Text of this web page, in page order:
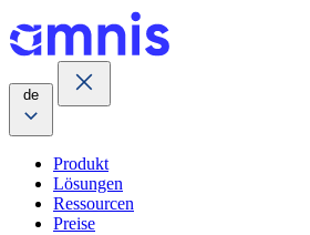
de
Produkt
Lösungen
Ressourcen
Preise